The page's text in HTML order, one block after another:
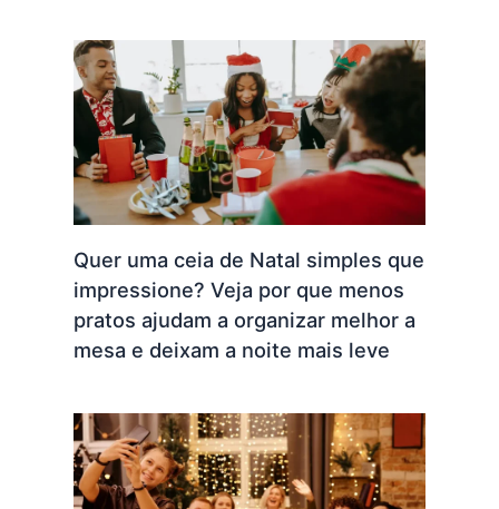
Quer uma ceia de Natal simples que
impressione? Veja por que menos
pratos ajudam a organizar melhor a
mesa e deixam a noite mais leve